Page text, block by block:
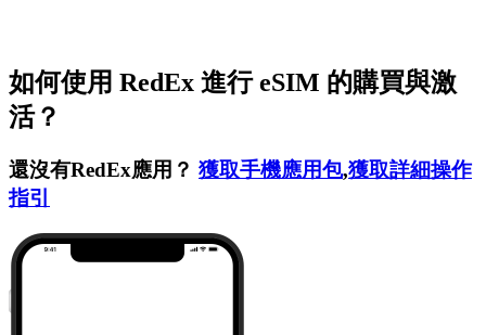
如何使用 RedEx 進行 eSIM 的購買與激
活？
還沒有RedEx應用？ 獲取手機應用包,獲取詳細操作
指引